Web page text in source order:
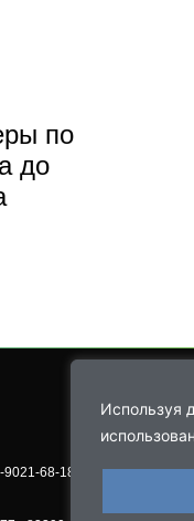
Используя
по
до
68-18-50, 8-9021-68-08-